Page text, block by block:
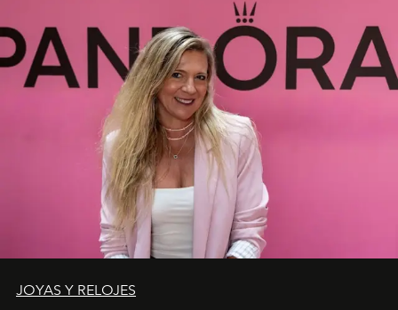
JOYAS Y RELOJES